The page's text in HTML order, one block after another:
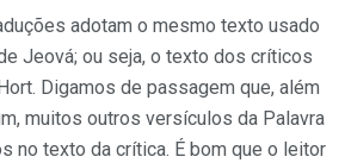
adotam o mesmo texto usado
Jeová; ou seja, o texto dos críticos
Digamos de passagem que, além
muitos outros versículos da Palavra
no texto da crítica. É bom que o leitor